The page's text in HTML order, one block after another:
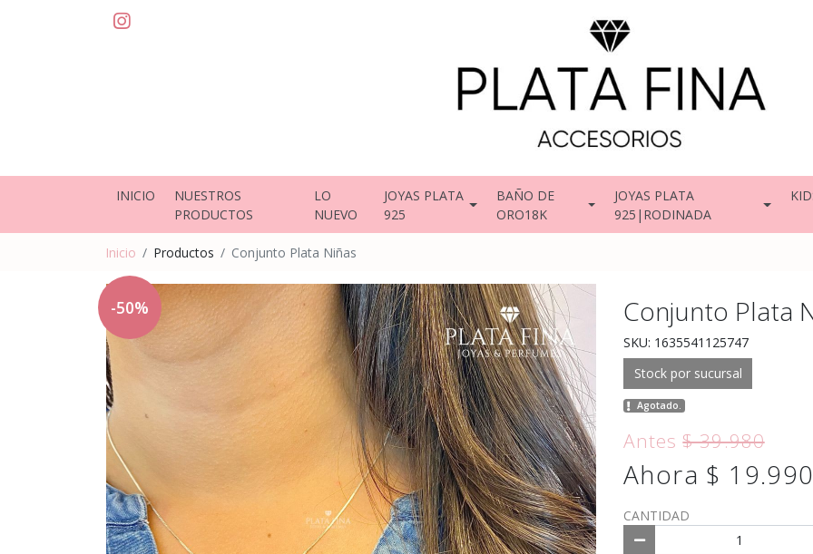
INICIO
NUESTROS
PRODUCTOS
LO
NUEVO
JOYAS PLATA
925
BAÑO DE
ORO18K
JOYAS PLATA
925|RODINADA
Inicio Productos Conjunto Plata Niñas
-50% Conjunto Plata
SKU: 1635541125747
Stock por sucursal
Agotado.
Antes$ 39.980
Ahora $ 19.990
CANTIDAD